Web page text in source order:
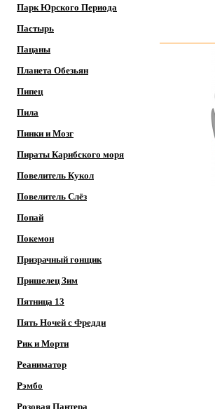
Парк Юрского Периода
Пастырь
Пацаны
Планета Обезьян
Пипец
Пила
Пинки и Мозг
Пираты Карибского моря
Повелитель Кукол
Повелитель Слёз
Попай
Покемон
Призрачный гонщик
Пришелец Зим
Пятница 13
Пять Ночей с Фредди
Рик и Морти
Реаниматор
Рэмбо
Розовая Пантера